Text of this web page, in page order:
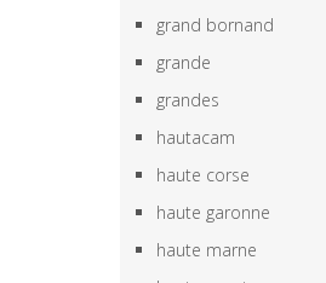
grand bornand
grande
grandes
hautacam
haute corse
haute garonne
haute marne